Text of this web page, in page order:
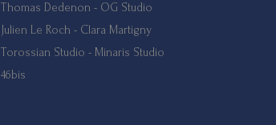
Thomas Dedenon - OG Studio
Julien Le Roch - Clara Martigny
Torossian Studio - Minaris Studio
46bis